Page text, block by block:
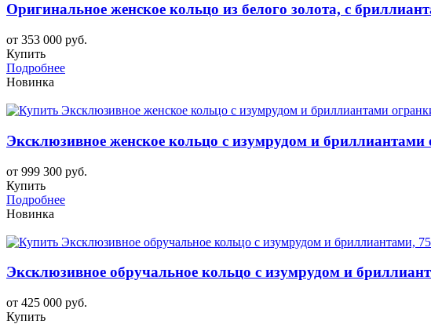
Оригинальное женское кольцо из белого золота, с
от 353 000 руб.
Купить
Подробнее
Новинка
Эксклюзивное женское кольцо с изумрудом и
от 999 300 руб.
Купить
Подробнее
Новинка
Эксклюзивное обручальное кольцо с изумрудом и
от 425 000 руб.
Купить